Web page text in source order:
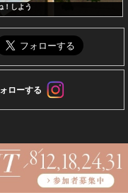
！しよう
ローする